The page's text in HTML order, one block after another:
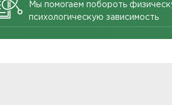
Мы помогаем побороть
психологическую зависимость